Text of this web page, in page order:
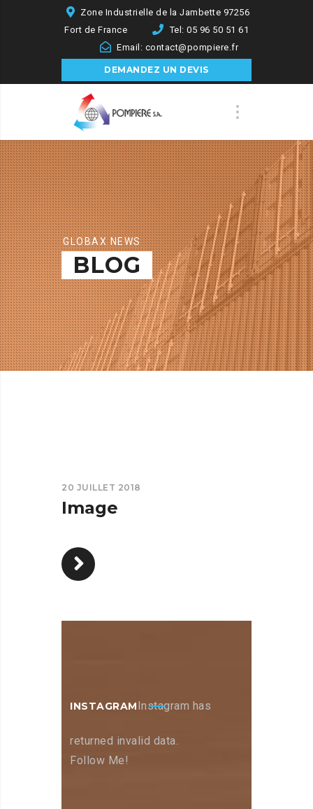
Zone Industrielle de la Jambette 97256
Fort de France
Tel: 05 96 50 51 61
Email: contact@pompiere.fr
DEMANDEZ UN DEVIS
GLOBAX NEWS
BLOG
20 JUILLET 2018
Image
INSTAGRAMInstagram has
returned invalid data.
Follow Me!